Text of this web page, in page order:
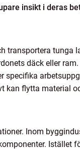
insikt i deras
tunga
däck eller
kan flytta material
Inom
Istället